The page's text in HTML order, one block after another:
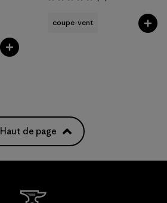
coupe-vent
Haut de page